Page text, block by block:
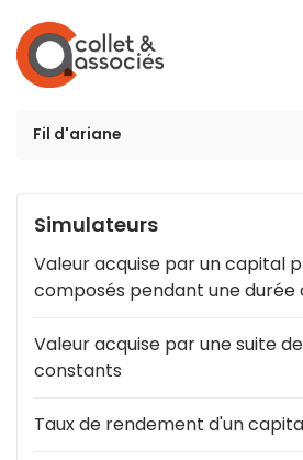
Vos enjeux
activité
Gérer votre quotidien
Piloter votre entreprise
Nos outils
Suivre votre comptabilité
Gérer vos ressources
Nous rejoindre
Contact
Fil d'ariane
Simulateurs
Valeur acquise par un capital
composés pendant une
Valeur acquise par une suite
constants
Taux de rendement d'un